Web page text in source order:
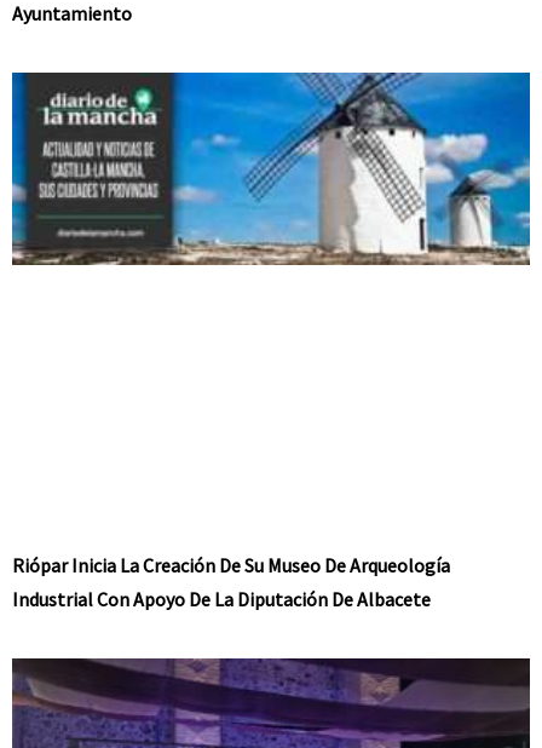
Ayuntamiento
Riópar Inicia La Creación De Su Museo De Arqueología
Industrial Con Apoyo De La Diputación De Albacete